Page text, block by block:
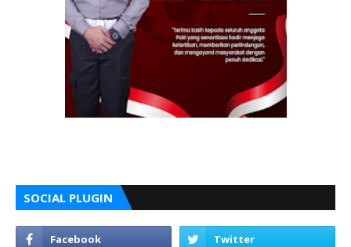
SOCIAL PLUGIN